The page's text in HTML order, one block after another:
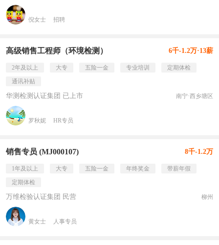
倪女士 招聘
高级销售工程师（环境检测） 6千-1.2万·13薪
2年及以上 大专 五险一金 专业培训
定期体检
通讯补贴
华测检测认证集团 已上市 南宁·西乡塘区
罗秋妮 HR专员
销售专员 (MJ000107) 8千-1.2万
1年及以上 大专 五险一金 年终奖金
带薪年假
定期体检
万维检验认证集团 民营 柳州
黄女士 人事专员